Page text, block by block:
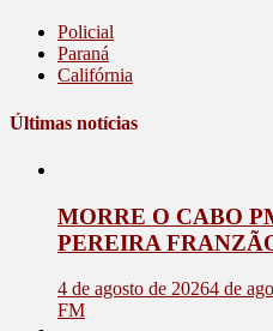
Policial
Paraná
Califórnia
Últimas notícias
MORRE O CABO
PEREIRA
4 de agosto de 20264 de
FM